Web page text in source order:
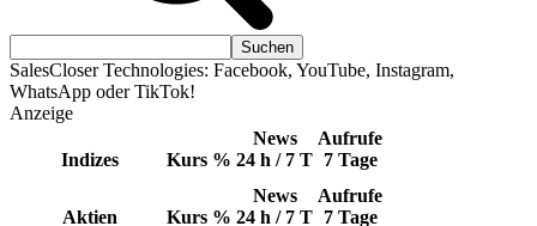
SalesCloser Technologies: Facebook, YouTube, Instagram,
WhatsApp oder TikTok!
Anzeige
Indizes Kurs %
News
24 h / 7 T
Aufrufe
7 Tage
Aktien Kurs %
News
24 h / 7 T
Aufrufe
7 Tage